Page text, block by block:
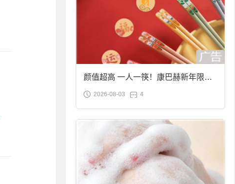
颜值超高 一人一筷！康巴赫新年限定
合金筷子大促：19.9元
2026-08-03 4